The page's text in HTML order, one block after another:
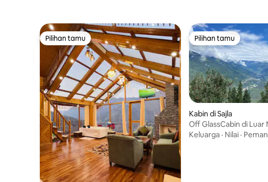
Pilihan tamu
Pilihan tamu Pilihan tamu
Pilihan tamu
Kabin di Sajla
Off GlassCabin di Luar
Keluarga · Nilai ·